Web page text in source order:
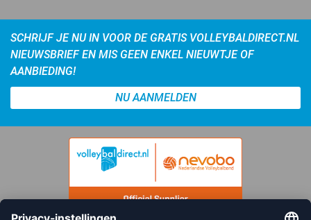
SCHRIJF JE NU IN VOOR DE GRATIS VOLLEYBALDIRECT.NL
NIEUWSBRIEF EN MIS GEEN ENKEL NIEUWTJE OF
AANBIEDING!
NU AANMELDEN